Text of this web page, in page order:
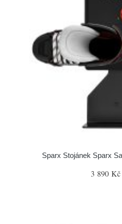
Sparx Stojánek Sparx
3 890 Kč